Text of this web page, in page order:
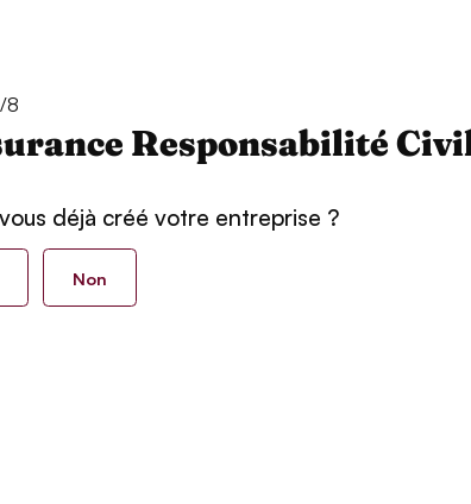
8
Responsabilité
déjà créé votre entreprise ?
Non